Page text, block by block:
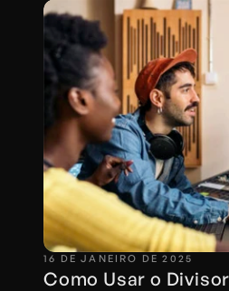
16 DE JANEIRO DE 2025
Como Usar o